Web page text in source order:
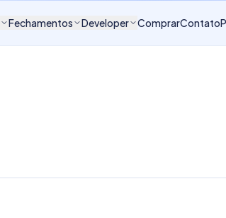
Fechamentos Developer ComprarContato